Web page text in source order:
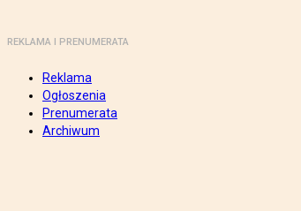
REKLAMA I PRENUMERATA
Reklama
Ogłoszenia
Prenumerata
Archiwum